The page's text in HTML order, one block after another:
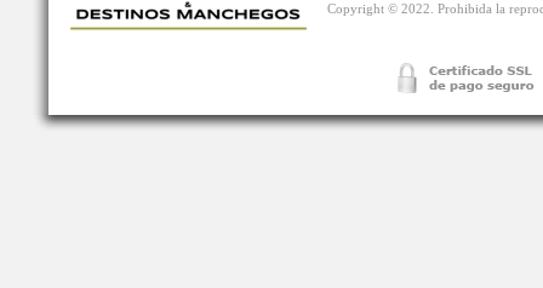
Copyright © 2022. Prohibida la